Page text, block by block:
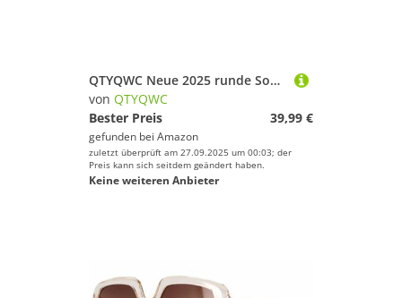
QTYQWC Neue 2025 runde Sonnenbrille Frauen mehrfarbige Sonnenbrillen Punk Uv400 Schatten Brillen Weibliche Brillen
von QTYQWC
Bester Preis
39,99 €
gefunden bei Amazon
zuletzt überprüft am 27.09.2025 um 00:03; der
Preis kann sich seitdem geändert haben.
Keine weiteren Anbieter